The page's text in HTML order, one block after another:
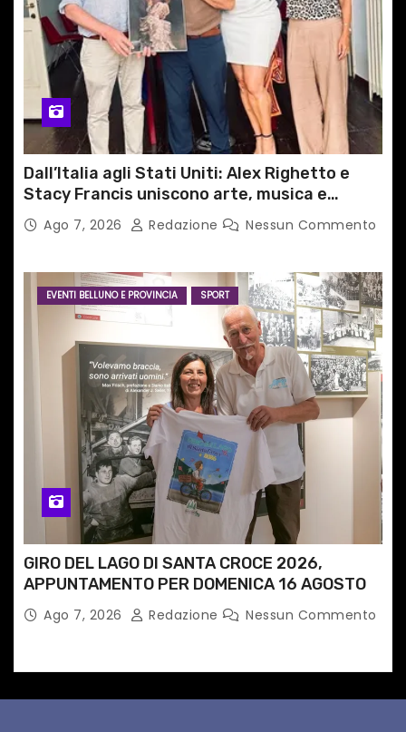
Dall’Italia agli Stati Uniti: Alex Righetto e
Stacy Francis uniscono arte, musica e
tecnologia in un nuovo progetto
internazionale”
Ago 7, 2026 Redazione Nessun Commento
EVENTI BELLUNO E PROVINCIA SPORT
GIRO DEL LAGO DI SANTA CROCE 2026,
APPUNTAMENTO PER DOMENICA 16 AGOSTO
Ago 7, 2026 Redazione Nessun Commento